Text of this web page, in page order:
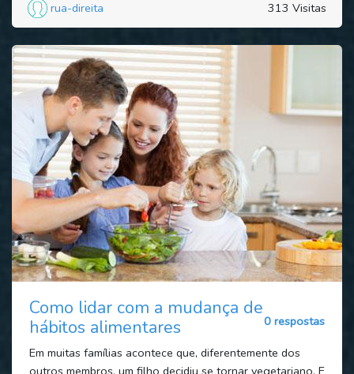
rua-direita 313 Visitas
Como lidar com a mudança de
hábitos alimentares
0 respostas
Em muitas famílias acontece que, diferentemente dos